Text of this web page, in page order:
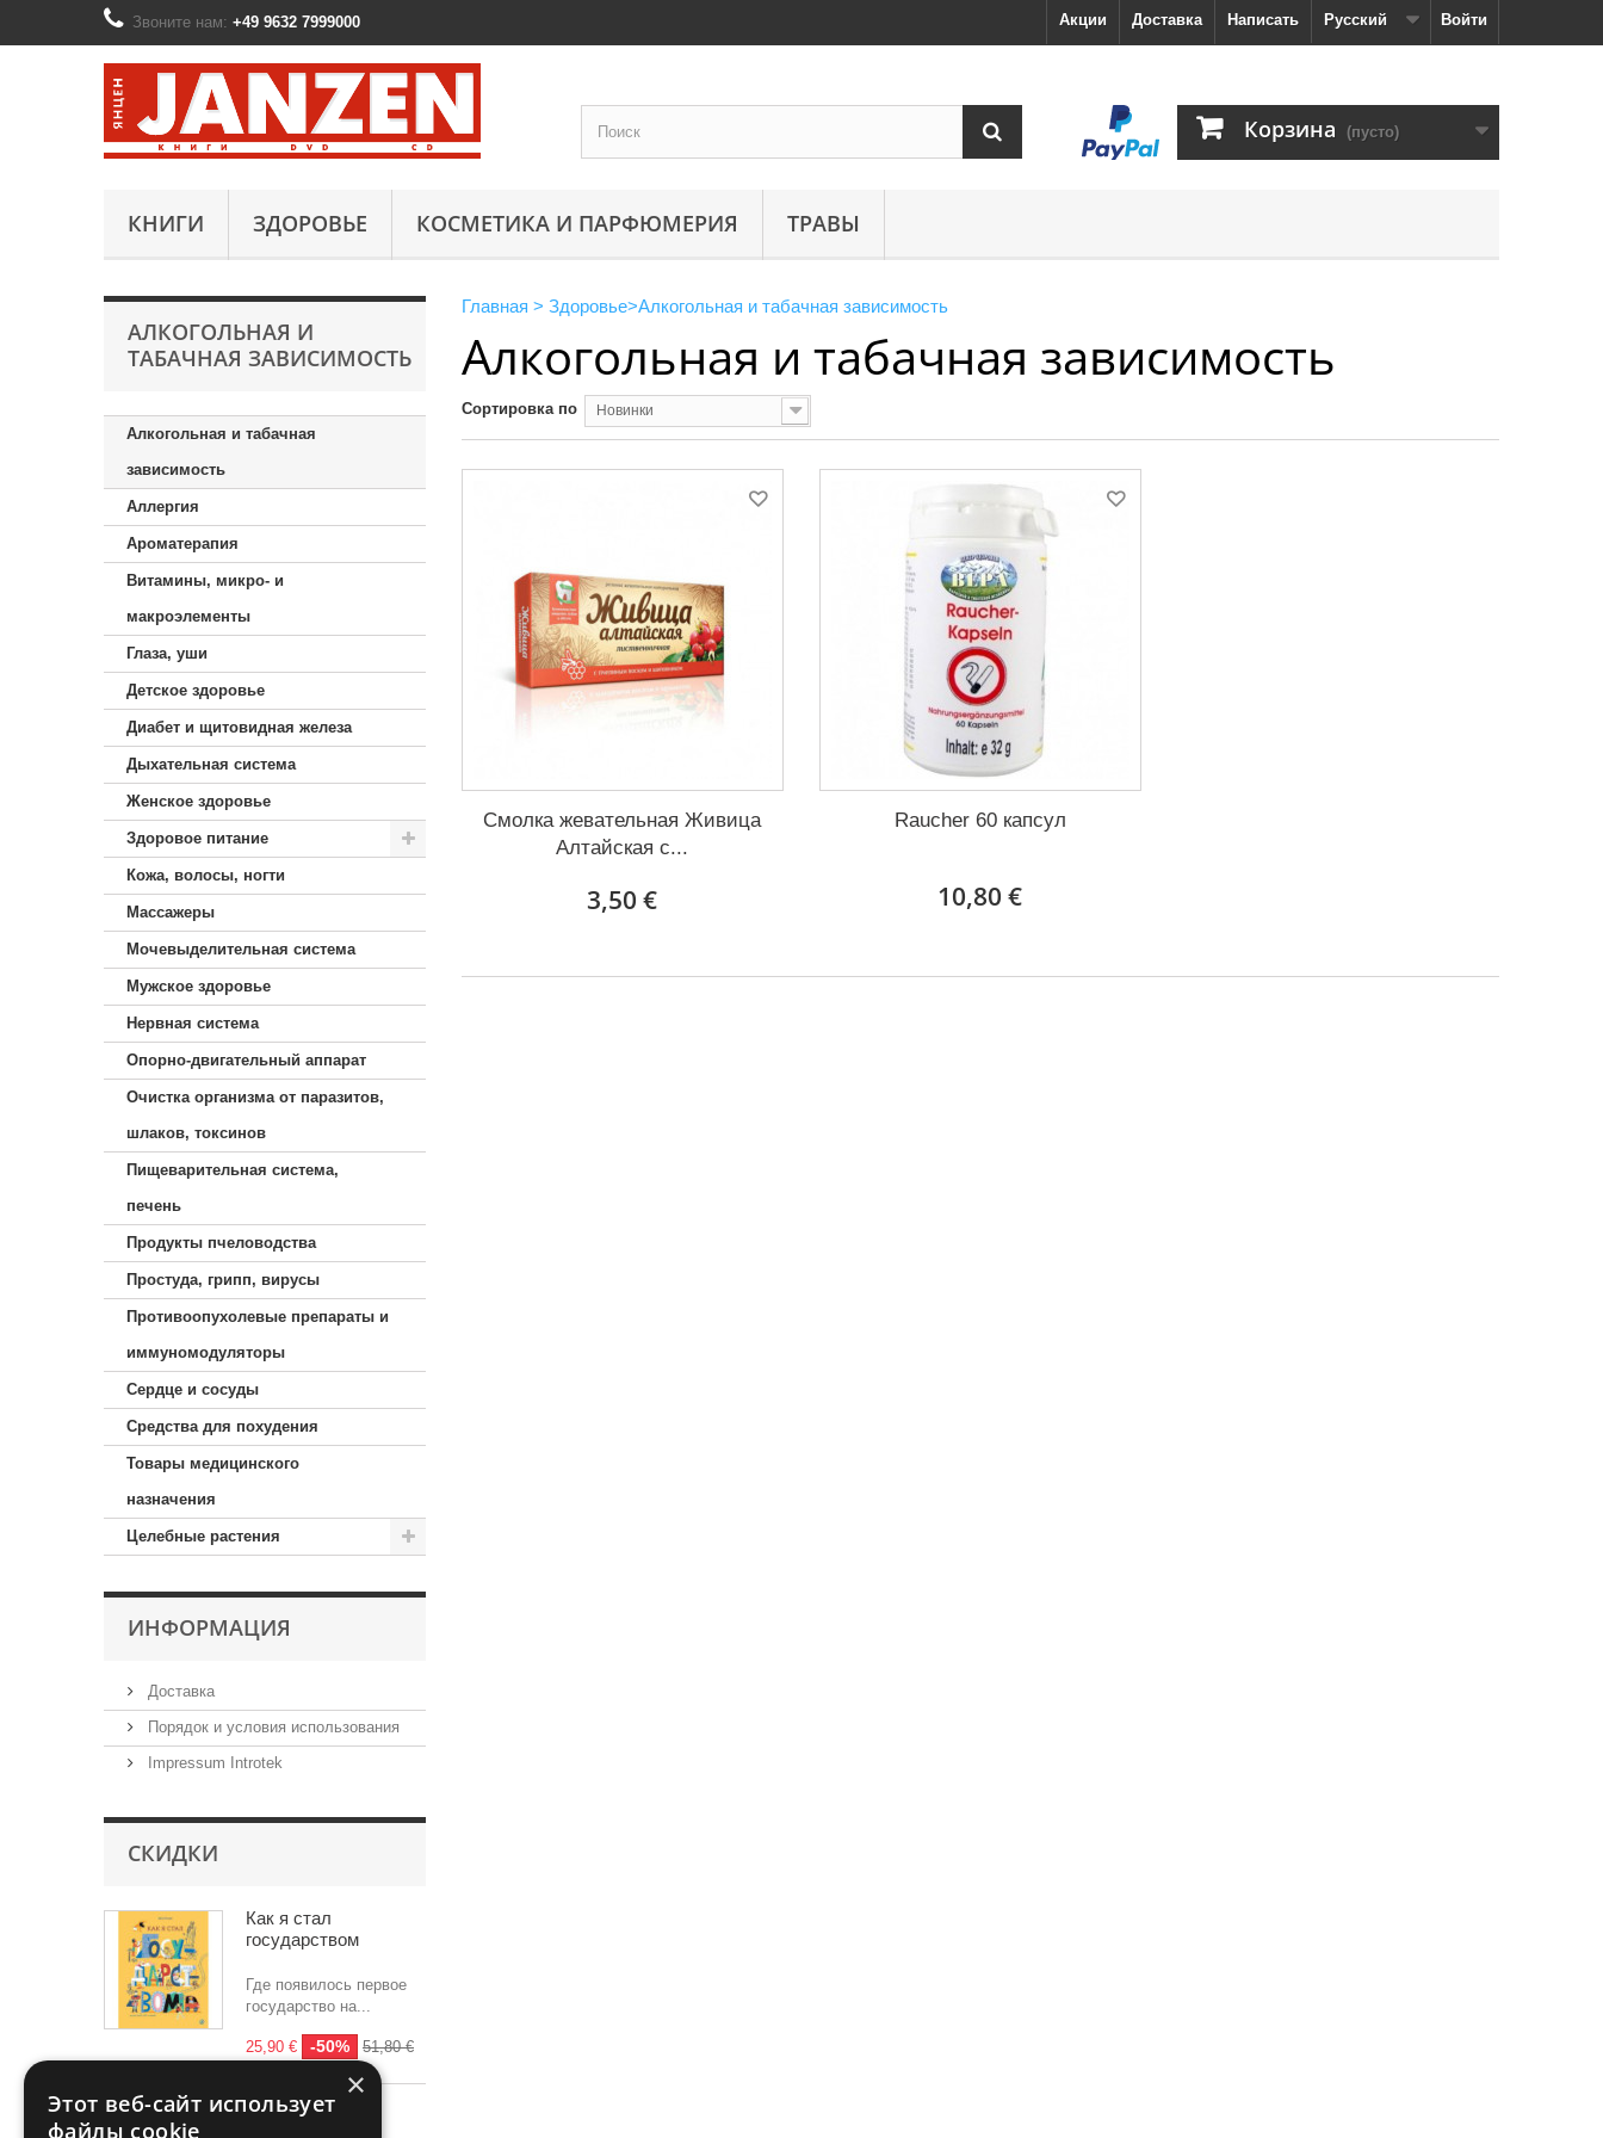
Войти
Русский
Написать
Доставка
Акции
Звоните нам: +49 9632 7999000
Корзина (пусто)
КНИГИ ЗДОРОВЬЕ КОСМЕТИКА И ПАРФЮМЕРИЯ ТРАВЫ
АЛКОГОЛЬНАЯ И
ТАБАЧНАЯ ЗАВИСИМОСТЬ
Алкогольная и табачная
зависимость
Аллергия
Ароматерапия
Витамины, микро- и
макроэлементы
Глаза, уши
Детское здоровье
Диабет и щитовидная железа
Дыхательная система
Женское здоровье
Здоровое питание
Кожа, волосы, ногти
Массажеры
Мочевыделительная система
Мужское здоровье
Нервная система
Опорно-двигательный аппарат
Очистка организма от паразитов,
шлаков, токсинов
Пищеварительная система,
печень
Продукты пчеловодства
Простуда, грипп, вирусы
Противоопухолевые препараты и
иммуномодуляторы
Сердце и сосуды
Средства для похудения
Товары медицинского
назначения
Целебные растения
ИНФОРМАЦИЯ
Доставка
Порядок и условия использования
Impressum Introtek
СКИДКИ
Как я стал
государством
Где появилось первое
государство на...
25,90 € -50% 51,80 €
Все скидки
Главная > Здоровье>Алкогольная и табачная зависимость
Алкогольная и табачная зависимость
Сортировка по Новинки
Смолка жевательная Живица
Алтайская с...
3,50 €
Raucher 60 капсул
10,80 €
×
Этот веб-сайт использует
файлы cookie